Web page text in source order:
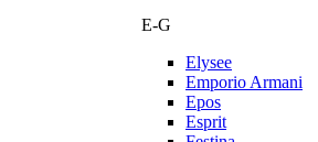
E-G
Elysee
Emporio Armani
Epos
Esprit